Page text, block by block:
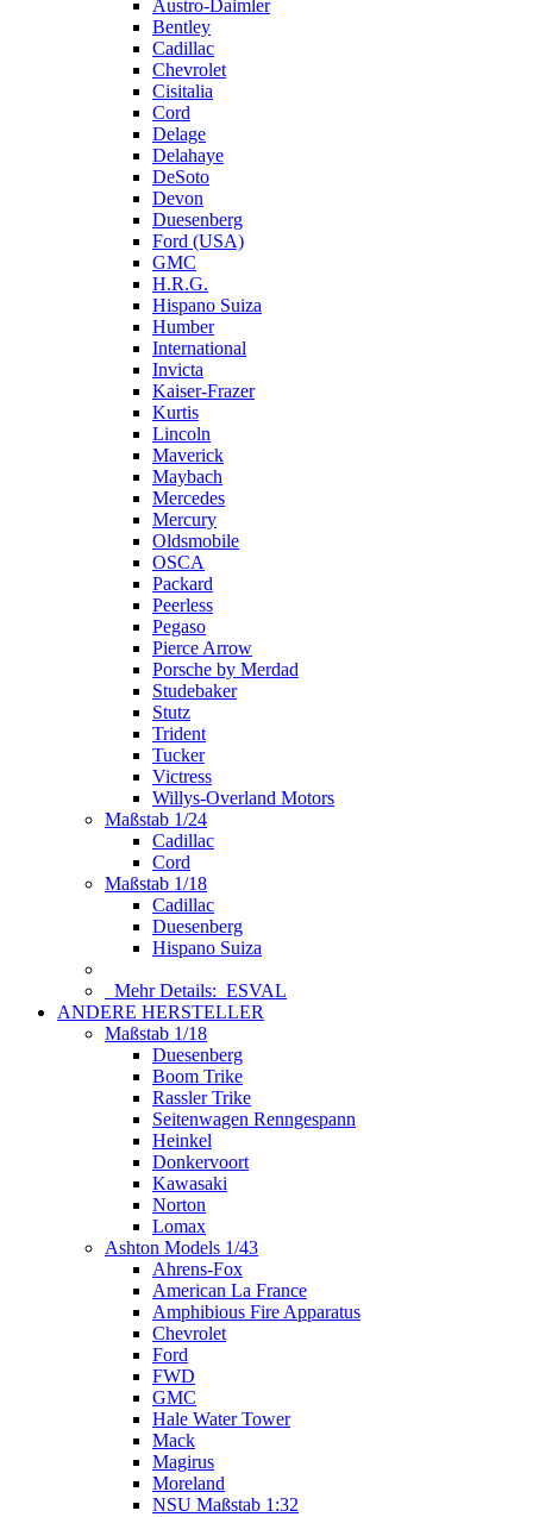
Austro-Daimler
Bentley
Cadillac
Chevrolet
Cisitalia
Cord
Delage
Delahaye
DeSoto
Devon
Duesenberg
Ford (USA)
GMC
H.R.G.
Hispano Suiza
Humber
International
Invicta
Kaiser-Frazer
Kurtis
Lincoln
Maverick
Maybach
Mercedes
Mercury
Oldsmobile
OSCA
Packard
Peerless
Pegaso
Pierce Arrow
Porsche by Merdad
Studebaker
Stutz
Trident
Tucker
Victress
Willys-Overland Motors
Maßstab 1/24
Cadillac
Cord
Maßstab 1/18
Cadillac
Duesenberg
Hispano Suiza
Mehr Details: ESVAL
ANDERE HERSTELLER
Maßstab 1/18
Duesenberg
Boom Trike
Rassler Trike
Seitenwagen Renngespann
Heinkel
Donkervoort
Kawasaki
Norton
Lomax
Ashton Models 1/43
Ahrens-Fox
American La France
Amphibious Fire Apparatus
Chevrolet
Ford
FWD
GMC
Hale Water Tower
Mack
Magirus
Moreland
NSU Maßstab 1:32